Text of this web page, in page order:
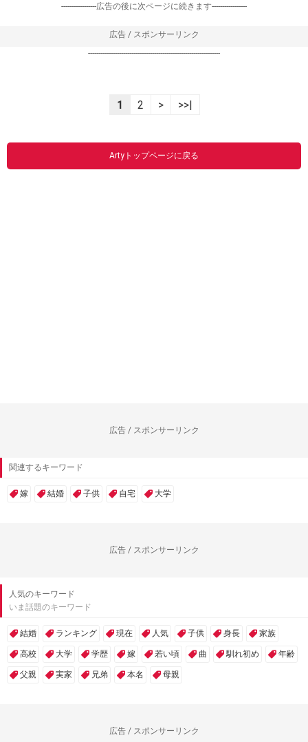
-----------------広告の後に次ページに続きます-----------------
広告 / スポンサーリンク
----------------------------------------------------------------
1 2 > >>|
Artyトップページに戻る
広告 / スポンサーリンク
関連するキーワード
嫁 結婚 子供 自宅 大学
広告 / スポンサーリンク
人気のキーワード
いま話題のキーワード
結婚 ランキング 現在 人気 子供 身長 家族
高校 大学 学歴 嫁 若い頃 曲 馴れ初め 年齢
父親 実家 兄弟 本名 母親
広告 / スポンサーリンク